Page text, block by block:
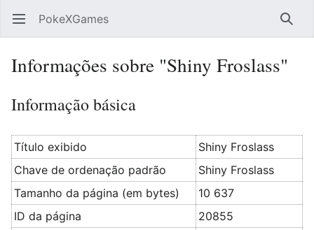
Abrir menu principal PokeXGames
Informações sobre "Shiny Froslass"
Informação básica
Título exibido
Shiny Froslass
Chave de ordenação padrão
Shiny Froslass
Tamanho da página (em bytes)
10 637
ID da página
20855